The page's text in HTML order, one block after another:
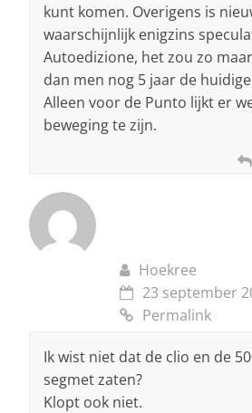
kunt komen. Overigens is
waarschijnlijk enigzins
Autoedizione, het zou zo
dan men nog 5 jaar de
Alleen voor de Punto lijkt er
beweging te zijn.
Hoekree
23 september
Permalink
Ik wist niet dat de clio en de
segmet zaten?
Klopt ook niet.